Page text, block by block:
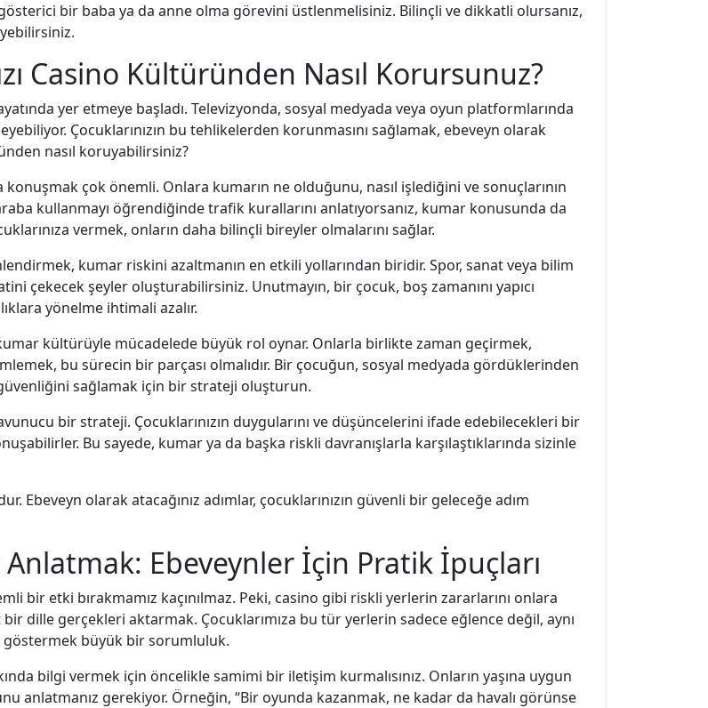
bir baba ya da anne olma görevini üstlenmelisiniz. Bilinçli ve dikkatli olursanız,
Casino Kültüründen Nasıl Korursunuz?
yer etmeye başladı. Televizyonda, sosyal medyada veya oyun platformlarında
Çocuklarınızın bu tehlikelerden korunmasını sağlamak, ebeveyn olarak
nasıl koruyabilirsiniz?
çok önemli. Onlara kumarın ne olduğunu, nasıl işlediğini ve sonuçlarının
kullanmayı öğrendiğinde trafik kurallarını anlatıyorsanız, kumar konusunda da
vermek, onların daha bilinçli bireyler olmalarını sağlar.
kumar riskini azaltmanın en etkili yollarından biridir. Spor, sanat veya bilim
çekecek şeyler oluşturabilirsiniz. Unutmayın, bir çocuk, boş zamanını yapıcı
yönelme ihtimali azalır.
kültürüyle mücadelede büyük rol oynar. Onlarla birlikte zaman geçirmek,
bu sürecin bir parçası olmalıdır. Bir çocuğun, sosyal medyada gördüklerinden
sağlamak için bir strateji oluşturun.
bir strateji. Çocuklarınızın duygularını ve düşüncelerini ifade edebilecekleri bir
Bu sayede, kumar ya da başka riskli davranışlarla karşılaştıklarında sizinle
Ebeveyn olarak atacağınız adımlar, çocuklarınızın güvenli bir geleceğe adım
Anlatmak: Ebeveynler İçin Pratik İpuçları
bir etki bırakmamız kaçınılmaz. Peki, casino gibi riskli yerlerin zararlarını onlara
dille gerçekleri aktarmak. Çocuklarımıza bu tür yerlerin sadece eğlence değil, aynı
göstermek büyük bir sorumluluk.
bilgi vermek için öncelikle samimi bir iletişim kurmalısınız. Onların yaşına uygun
anlatmanız gerekiyor. Örneğin, “Bir oyunda kazanmak, ne kadar da havalı görünse